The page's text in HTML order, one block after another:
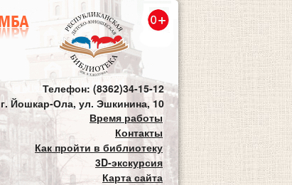
Телефон: (8362)34-15-12
г. Йошкар-Ола, ул. Эшкинина, 10
Время работы
Контакты
Как пройти в библиотеку
3D-экскурсия
Карта сайта